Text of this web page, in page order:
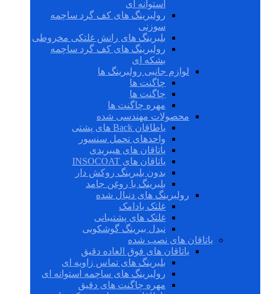
استوانه ای
رولبرینگ های کف گرد ساچمه
سوزنی
بلبرینگ های رانش غلتکی مخروطی
رولبرینگ های کف گرد ساچمه
بشکه ای
لوازم جانبی رولبرینگ ها
چاگنت ها
چاگنت ها
مهره چاگنت ها
محصولات مهندسی شده
یاطاقان Back های پشتی
واحدهای تحمل سنسور
یاتاقان های هیبریدی
یاتاقان های INSOCOAT
بدون بلبرینگ روکش دار
بلبرینگ با روغن جامد
رولبرینگ های دنبال شده
غلتک بادامک
غلتک های پشتیبانی
نیدل بیرینگ گوشکوبی
یاتاقان های نصب شده
یاتاقان های فوق العاده دقیق
بلبرینگ های تماس زاویه ای
رولبرینگ های ساچمه استوانه ای
مهره چاگنت های دقیق